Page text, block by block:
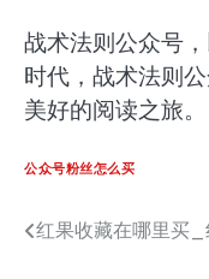
战术法则公众号
时代，战术法则
美好的阅读之旅。
公众号粉丝怎么买
文红果收藏在哪里买